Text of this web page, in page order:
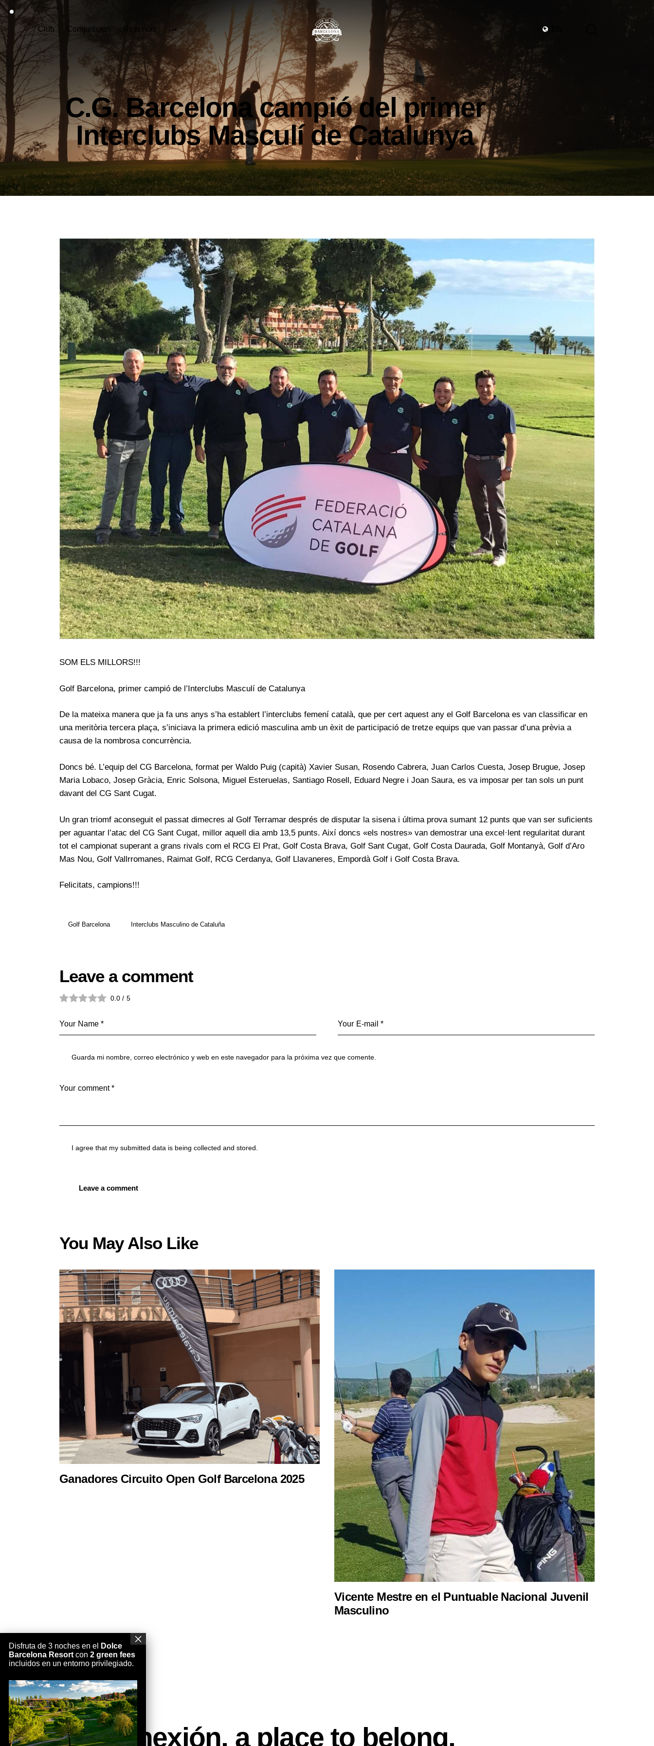
Club Competición Reservas
C.G. Barcelona campió del primer
Interclubs Masculí de Catalunya
SOM ELS MILLORS!!!
Golf Barcelona, primer campió de l’Interclubs Masculí de Catalunya
De la mateixa manera que ja fa uns anys s’ha establert l’interclubs femení català, que per cert aquest any el Golf Barcelona es van classificar en
una meritòria tercera plaça, s’iniciava la primera edició masculina amb un èxit de participació de tretze equips que van passar d’una prèvia a
causa de la nombrosa concurrència.
Doncs bé. L’equip del CG Barcelona, format per Waldo Puig (capità) Xavier Susan, Rosendo Cabrera, Juan Carlos Cuesta, Josep Brugue, Josep
Maria Lobaco, Josep Gràcia, Enric Solsona, Miguel Esteruelas, Santiago Rosell, Eduard Negre i Joan Saura, es va imposar per tan sols un punt
davant del CG Sant Cugat.
Un gran triomf aconseguit el passat dimecres al Golf Terramar després de disputar la sisena i última prova sumant 12 punts que van ser suficients
per aguantar l’atac del CG Sant Cugat, millor aquell dia amb 13,5 punts. Així doncs «els nostres» van demostrar una excel·lent regularitat durant
tot el campionat superant a grans rivals com el RCG El Prat, Golf Costa Brava, Golf Sant Cugat, Golf Costa Daurada, Golf Montanyà, Golf d’Aro
Mas Nou, Golf Vallrromanes, Raimat Golf, RCG Cerdanya, Golf Llavaneres, Empordà Golf i Golf Costa Brava.
Felicitats, campions!!!
Golf Barcelona Interclubs Masculino de Cataluña
Leave a comment
0.0 / 5
Guarda mi nombre, correo electrónico y web en este navegador para la próxima vez que comente.
I agree that my submitted data is being collected and stored.
You May Also Like
Ganadores Circuito Open Golf Barcelona 2025
Vicente Mestre en el Puntuable Nacional Juvenil
Masculino
Passió, conexión, a place to belong.
Disfruta de 3 noches en el
Dolce
Barcelona Resort con 2 green fees
incluidos en un entorno privilegiado.